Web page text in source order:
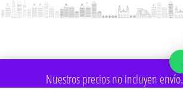
Nuestros precios no incluyen envío.